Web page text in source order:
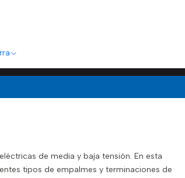
de media y baja tensión. En esta
tipos de empalmes y terminaciones de